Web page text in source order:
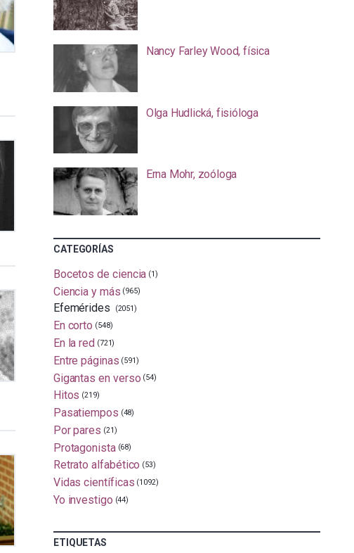
Nancy Farley Wood, física
Olga Hudlická, fisióloga
Erna Mohr, zoóloga
CATEGORÍAS
Bocetos de ciencia (1)
Ciencia y más (965)
Efemérides (2051)
En corto (548)
En la red (721)
Entre páginas (591)
Gigantas en verso (54)
Hitos (219)
Pasatiempos (48)
Por pares (21)
Protagonista (68)
Retrato alfabético (53)
Vidas científicas (1092)
Yo investigo (44)
ETIQUETAS